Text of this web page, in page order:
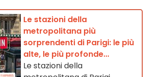
Le stazioni della
metropolitana più
sorprendenti di Parigi: le più
alte, le più profonde...
Le stazioni della